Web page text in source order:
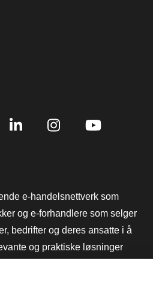
e-handelsnettverk som
og e-forhandlere som selger
bedrifter og deres ansatte i å
og praktiske løsninger